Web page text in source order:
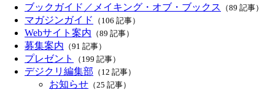
ブックガイド／メイキング・オブ・ブックス （89 記事）
マガジンガイド （106 記事）
Webサイト案内 （89 記事）
募集案内 （91 記事）
プレゼント （199 記事）
デジクリ編集部 （12 記事）
お知らせ （25 記事）